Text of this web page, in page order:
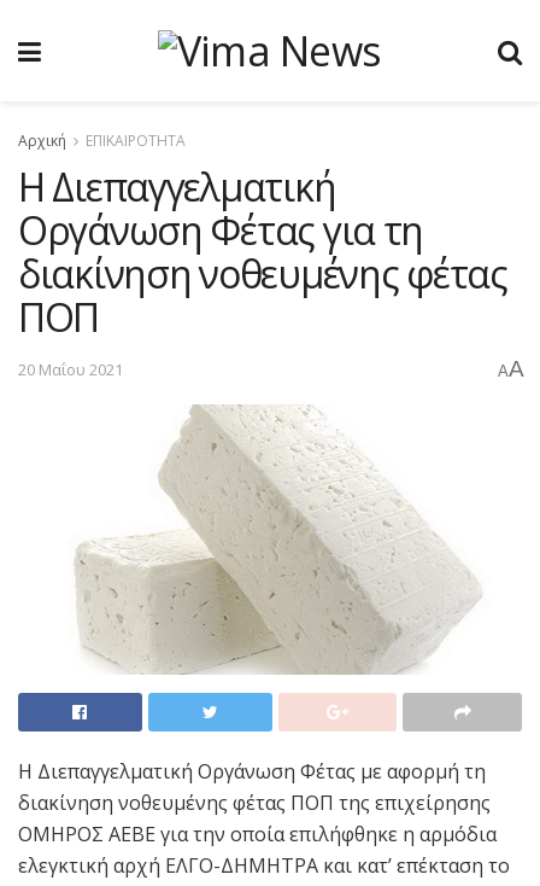
Αρχική ΕΠΙΚΑΙΡΟΤΗΤΑ
Η Διεπαγγελματική
Οργάνωση Φέτας για τη
διακίνηση νοθευμένης φέτας
ΠΟΠ
20 Μαΐου 2021 AA
Η Διεπαγγελματική Οργάνωση Φέτας με αφορμή τη
διακίνηση νοθευμένης φέτας ΠΟΠ της επιχείρησης
ΟΜΗΡΟΣ ΑΕΒΕ για την οποία επιλήφθηκε η αρμόδια
ελεγκτική αρχή ΕΛΓΟ-ΔΗΜΗΤΡΑ και κατ’ επέκταση το